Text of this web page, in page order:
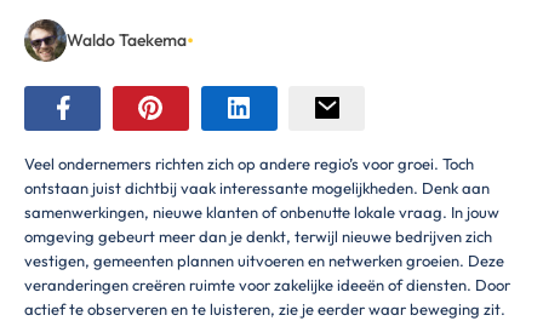
Waldo Taekema•
Veel ondernemers richten zich op andere regio’s voor groei. Toch
ontstaan juist dichtbij vaak interessante mogelijkheden. Denk aan
samenwerkingen, nieuwe klanten of onbenutte lokale vraag. In jouw
omgeving gebeurt meer dan je denkt, terwijl nieuwe bedrijven zich
vestigen, gemeenten plannen uitvoeren en netwerken groeien. Deze
veranderingen creëren ruimte voor zakelijke ideeën of diensten. Door
actief te observeren en te luisteren, zie je eerder waar beweging zit.